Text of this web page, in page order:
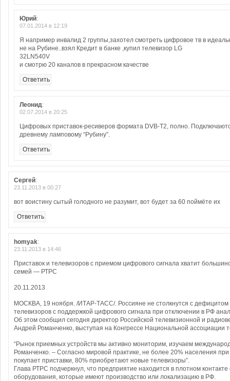
Юрий:
07.01.2014 в 12:19
Я например инвалид 2 группы,захотел смотреть цифровое тв в
не на Рубине..взял Кредит в банке ,купил телевизор LG
32LN540V
и смотрю 20 каналов в прекрасном качестве
Ответить
Леонид:
02.07.2014 в 20:25
Цифровых приставок-ресиверов формата DVB-T2, полно.
древнему ламповому “Рубину”.
Ответить
Сергей:
23.11.2013 в 00:27
вот воистину сытый голодного не разумит, вот будет за 60 поймёте их
Ответить
homyak:
23.11.2013 в 14:46
Приставок и телевизоров с приемом цифрового сигнала хватит
семей — РТРС
20.11.2013
МОСКВА, 19 ноября. /ИТАР-ТАСС/. Россияне не столкнутся с дефицитом
телевизоров с поддержкой цифрового сигнала при отключении в РФ
Об этом сообщил сегодня директор Российской телевизионной и
Андрей Романченко, выступая на Конгрессе Национальной ассоциации
“Рынок приемных устройств мы активно мониторим, изучаем
Романченко. – Согласно мировой практике, не более 20% населения
покупает приставки, 80% приобретают новые телевизоры”.
Глава РТРС подчеркнул, что предприятие находится в плотном
оборудования, которые имеют производство или локализацию в РФ.